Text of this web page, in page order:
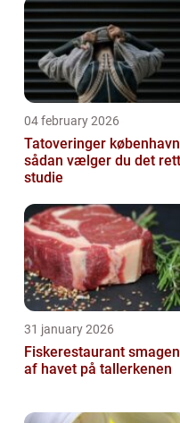
04 february 2026
Tatoveringer københavn
sådan vælger du det
studie
31 january 2026
Fiskerestaurant smagen
af havet på tallerkenen